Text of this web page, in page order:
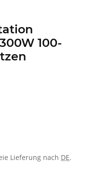
100-
Lieferung nach DE.